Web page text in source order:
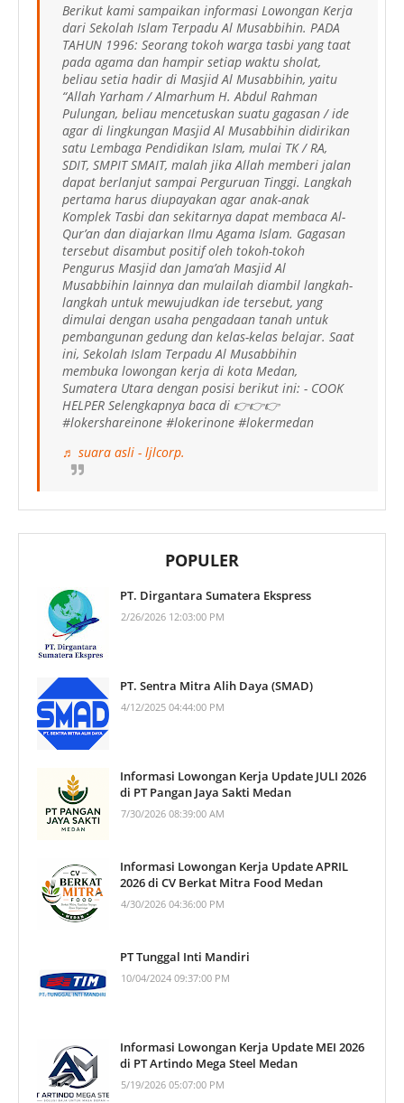
Berikut kami sampaikan informasi Lowongan Kerja
dari Sekolah Islam Terpadu Al Musabbihin. PADA
TAHUN 1996: Seorang tokoh warga tasbi yang taat
pada agama dan hampir setiap waktu sholat,
beliau setia hadir di Masjid Al Musabbihin, yaitu
“Allah Yarham / Almarhum H. Abdul Rahman
Pulungan, beliau mencetuskan suatu gagasan / ide
agar di lingkungan Masjid Al Musabbihin didirikan
satu Lembaga Pendidikan Islam, mulai TK / RA,
SDIT, SMPIT SMAIT, malah jika Allah memberi jalan
dapat berlanjut sampai Perguruan Tinggi. Langkah
pertama harus diupayakan agar anak-anak
Komplek Tasbi dan sekitarnya dapat membaca Al-
Qur’an dan diajarkan Ilmu Agama Islam. Gagasan
tersebut disambut positif oleh tokoh-tokoh
Pengurus Masjid dan Jama’ah Masjid Al
Musabbihin lainnya dan mulailah diambil langkah-
langkah untuk mewujudkan ide tersebut, yang
dimulai dengan usaha pengadaan tanah untuk
pembangunan gedung dan kelas-kelas belajar. Saat
ini, Sekolah Islam Terpadu Al Musabbihin
membuka lowongan kerja di kota Medan,
Sumatera Utara dengan posisi berikut ini: - COOK
HELPER Selengkapnya baca di 👉👉👉
#lokershareinone #lokerinone #lokermedan
♬ suara asli - ljlcorp.
POPULER
PT. Dirgantara Sumatera Ekspress
2/26/2026 12:03:00 PM
PT. Sentra Mitra Alih Daya (SMAD)
4/12/2025 04:44:00 PM
Informasi Lowongan Kerja Update JULI 2026
di PT Pangan Jaya Sakti Medan
7/30/2026 08:39:00 AM
Informasi Lowongan Kerja Update APRIL
2026 di CV Berkat Mitra Food Medan
4/30/2026 04:36:00 PM
PT Tunggal Inti Mandiri
10/04/2024 09:37:00 PM
Informasi Lowongan Kerja Update MEI 2026
di PT Artindo Mega Steel Medan
5/19/2026 05:07:00 PM